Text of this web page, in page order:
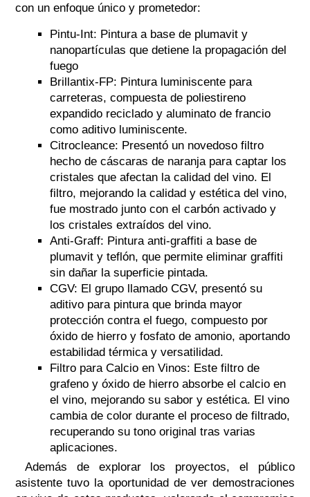
con un enfoque único y prometedor:
Pintu-Int: Pintura a base de plumavit y
nanopartículas que detiene la propagación del
fuego
Brillantix-FP: Pintura luminiscente para
carreteras, compuesta de poliestireno
expandido reciclado y aluminato de francio
como aditivo luminiscente.
Citrocleance: Presentó un novedoso filtro
hecho de cáscaras de naranja para captar los
cristales que afectan la calidad del vino. El
filtro, mejorando la calidad y estética del vino,
fue mostrado junto con el carbón activado y
los cristales extraídos del vino.
Anti-Graff: Pintura anti-graffiti a base de
plumavit y teflón, que permite eliminar graffiti
sin dañar la superficie pintada.
CGV: El grupo llamado CGV, presentó su
aditivo para pintura que brinda mayor
protección contra el fuego, compuesto por
óxido de hierro y fosfato de amonio, aportando
estabilidad térmica y versatilidad.
Filtro para Calcio en Vinos: Este filtro de
grafeno y óxido de hierro absorbe el calcio en
el vino, mejorando su sabor y estética. El vino
cambia de color durante el proceso de filtrado,
recuperando su tono original tras varias
aplicaciones.
Además de explorar los proyectos, el público
asistente tuvo la oportunidad de ver demostraciones